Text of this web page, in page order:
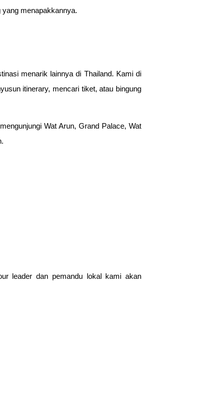
yang menapakkannya.
menarik lainnya di Thailand. Kami di
itinerary, mencari tiket, atau bingung
Wat Arun, Grand Palace, Wat
leader dan pemandu lokal kami akan